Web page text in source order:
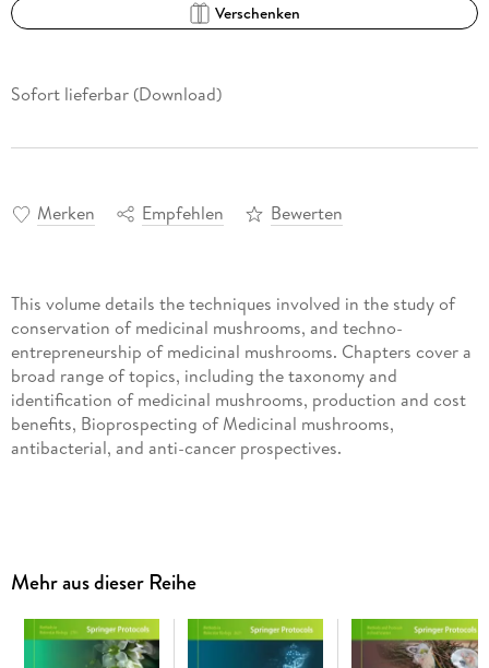
Verschenken
Sofort lieferbar (Download)
Merken Empfehlen Bewerten
This volume details the techniques involved in the study of
conservation of medicinal mushrooms, and techno-
entrepreneurship of medicinal mushrooms. Chapters cover a
broad range of topics, including the taxonomy and
identification of medicinal mushrooms, production and cost
benefits, Bioprospecting of Medicinal mushrooms,
antibacterial, and anti-cancer prospectives.
Inhaltsverzeichnis
Mehr aus dieser Reihe